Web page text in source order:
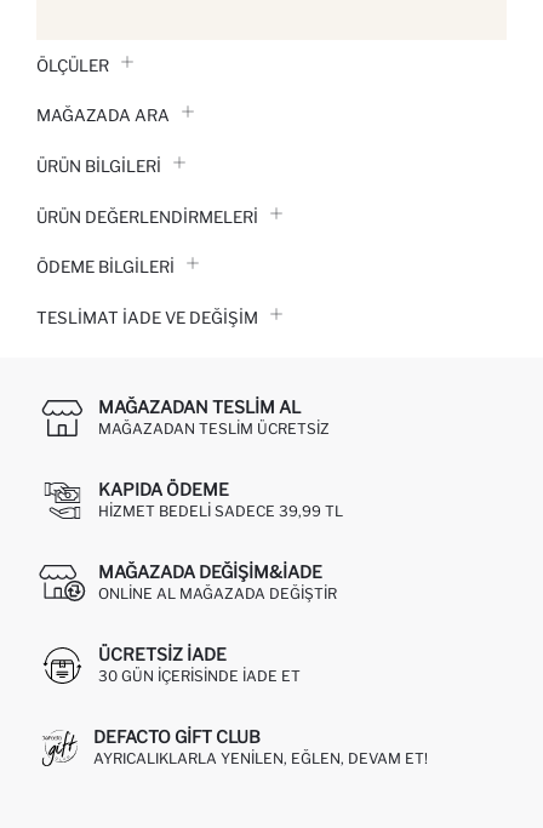
ÖLÇÜLER
MAĞAZADA ARA
ÜRÜN BILGILERI
ÜRÜN DEĞERLENDİRMELERİ
ÖDEME BİLGİLERİ
TESLIMAT İADE VE DEĞIŞIM
MAĞAZADAN TESLIM AL
MAĞAZADAN TESLIM ÜCRETSIZ
KAPIDA ÖDEME
HIZMET BEDELI SADECE 39,99 TL
MAĞAZADA DEĞIŞIM&İADE
ONLINE AL MAĞAZADA DEĞIŞTIR
ÜCRETSIZ IADE
30 GÜN IÇERISINDE IADE ET
DEFACTO GIFT CLUB
AYRICALIKLARLA YENILEN, EĞLEN, DEVAM ET!